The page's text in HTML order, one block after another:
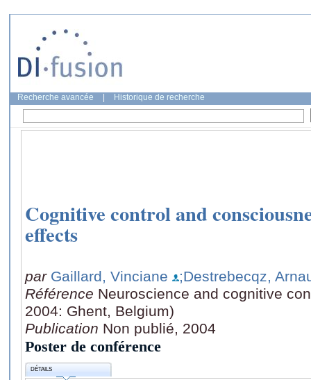
Recherche avancée Historique de recherche
Cognitive control and
effects
par Gaillard, Vinciane
;Destrebecqz,
Référence Neuroscience and cognitive
2004: Ghent, Belgium)
Publication Non publié, 2004
Poster de conférence
DÉTAILS